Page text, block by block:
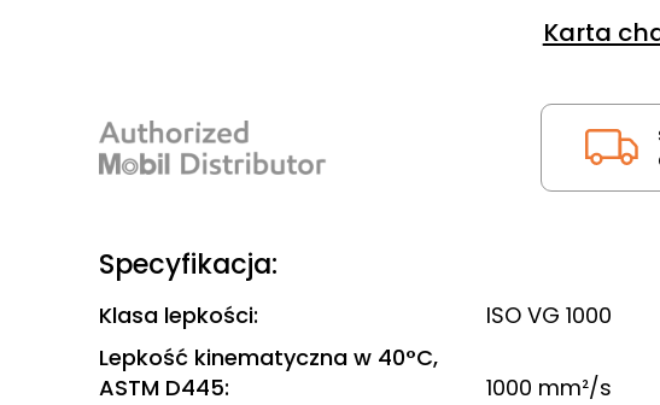
Karta
Specyfikacja:
Klasa lepkości:
ISO VG 1000
Lepkość kinematyczna w 40°C,
ASTM D445:
1000 mm²/s